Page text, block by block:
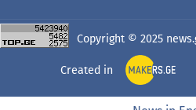
Copyright © 2025
Created in